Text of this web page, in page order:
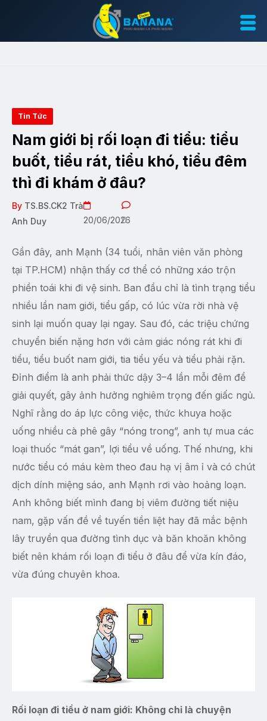
Tin Tức
Nam giới bị rối loạn đi tiểu: tiểu
buốt, tiểu rát, tiểu khó, tiểu đêm
thì đi khám ở đâu?
By TS.BS.CK2 Trà
Anh Duy
20/06/2026
0
Gần đây, anh Mạnh (34 tuổi, nhân viên văn phòng
tại TP.HCM) nhận thấy cơ thể có những xáo trộn
phiền toái khi đi vệ sinh. Ban đầu chỉ là tình trạng tiểu
nhiều lần nam giới, tiểu gấp, có lúc vừa rời nhà vệ
sinh lại muốn quay lại ngay. Sau đó, các triệu chứng
chuyển biến nặng hơn với cảm giác nóng rát khi đi
tiểu, tiểu buốt nam giới, tia tiểu yếu và tiểu phải rặn.
Đỉnh điểm là anh phải thức dậy 3–4 lần mỗi đêm để
giải quyết, gây ảnh hưởng nghiêm trọng đến giấc ngủ.
Nghĩ rằng do áp lực công việc, thức khuya hoặc
uống nhiều cà phê gây “nóng trong”, anh tự mua các
loại thuốc “mát gan”, lợi tiểu về uống. Thế nhưng, khi
nước tiểu có máu kèm theo đau hạ vị âm ỉ và có chút
dịch dính miệng sáo, anh Mạnh rơi vào hoảng loạn.
Anh không biết mình đang bị viêm đường tiết niệu
nam, gặp vấn đề về tuyến tiền liệt hay đã mắc bệnh
lây truyền qua đường tình dục và băn khoăn không
biết nên khám rối loạn đi tiểu ở đâu để vừa kín đáo,
vừa đúng chuyên khoa.
Rối loạn đi tiểu ở nam giới: Không chỉ là chuyện